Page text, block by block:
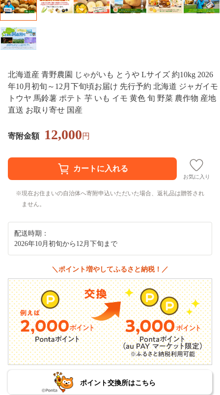
北海道産 青野農園 じゃがいも とうや Lサイズ 約10kg 2026
年10月初旬～12月下旬頃お届け 先行予約 北海道 ジャガイモ
トウヤ 馬鈴薯 ポテト 芋 いも イモ 黄色 旬 野菜 農作物 産地
直送 お取り寄せ 国産
寄附金額 12,000円
お気に入り
現在お住まいの自治体へ寄附申込いただいた場合、返礼品は贈答され
ません。
配送時期：
2026年10月初旬から12月下旬まで
＼ポイント増やしてふるさと納税！／
ポイント交換所はこちら